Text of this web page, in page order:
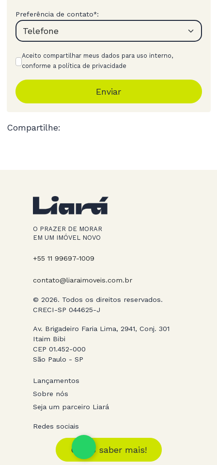
Preferência de contato*:
Aceito compartilhar meus dados para uso interno,
conforme a política de privacidade
Enviar
Compartilhe:
Quero saber mais!
O PRAZER DE MORAR
EM UM IMÓVEL NOVO
+55 11 99697-1009
contato@liaraimoveis.com.br
© 2026. Todos os direitos reservados.
CRECI-SP 044625-J
Av. Brigadeiro Faria Lima, 2941, Conj. 301
Itaim Bibi
CEP 01.452-000
São Paulo - SP
Lançamentos
Sobre nós
Seja um parceiro Liará
Redes sociais